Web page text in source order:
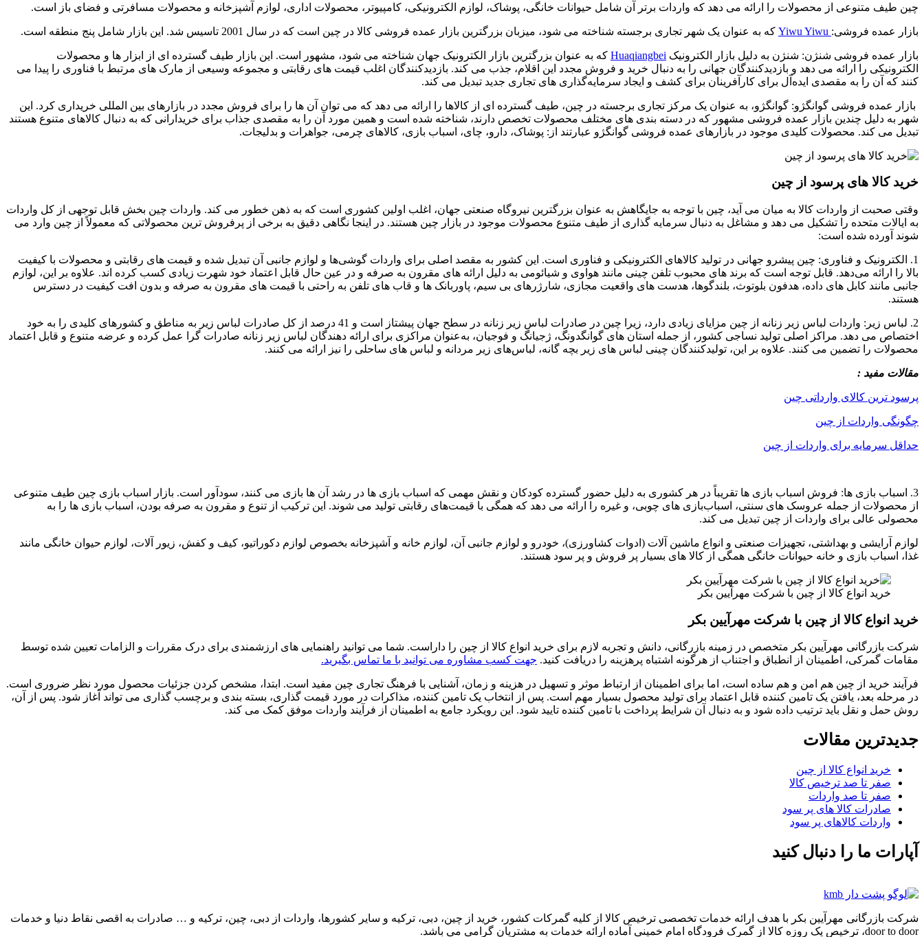
‏چین طیف متنوعی از محصولات را ارائه می دهد که واردات برتر آن شامل حیوانات خانگی، پوشاک، لوازم الکترونیکی، کامپیوتر، محصولات اداری، لوازم آشپزخانه و محصولات مسافرتی و فضای باز است.
‏بازار عمده فروشی: که به عنوان یک شهر تجاری برجسته شناخته می شود، میزبان بزرگترین بازار عمده فروشی کالا در چین است که در سال 2001 تاسیس شد. این بازار شامل پنج منطقه است.
بازار عمده فروشی شنژن: شنژن به دلیل بازار الکترونیک Huaqiangbei که به عنوان بزرگترین بازار الکترونیک جهان شناخته می شود، مشهور است. این بازار طیف گسترده ای از ابزار ها و محصولات
الکترونیکی را ارائه می دهد و بازدیدکنندگان جهانی را به دنبال خرید و فروش مجدد این اقلام، جذب می کند. بازدیدکنندگان اغلب قیمت ‌های رقابتی و مجموعه وسیعی از مارک ‌های مرتبط با فناوری را پیدا می
‌کنند که آن را به مقصدی ایده‌آل برای کارآفرینان برای کشف و ایجاد سرمایه‌گذاری ‌های تجاری جدید تبدیل می ‌کند.
‏ بازار عمده فروشی گوانگژو: گوانگژو، به عنوان یک مرکز تجاری برجسته در چین، طیف گسترده ای از کالاها را ارائه می دهد که می توان آن ها را برای فروش مجدد در بازارهای بین المللی خریداری کرد. این
شهر به دلیل چندین بازار عمده فروشی مشهور که در دسته بندی های مختلف محصولات تخصص دارند، شناخته شده است و همین مورد آن را به مقصدی جذاب برای خریدارانی که به دنبال کالاهای متنوع هستند
تبدیل می کند. محصولات کلیدی موجود در بازارهای عمده فروشی گوانگژو عبارتند از: پوشاک، دارو، چای، اسباب بازی، کالاهای چرمی، جواهرات و بدلیجات.
خرید کالا های پرسود از چین
وقتی صحبت از واردات کالا به میان می آید، چین با توجه به جایگاهش به عنوان بزرگترین نیروگاه صنعتی جهان، اغلب اولین کشوری است که به ذهن خطور می کند. واردات چین بخش قابل توجهی از کل واردات
به ایالات متحده را تشکیل می دهد و مشاغل به دنبال سرمایه گذاری از طیف متنوع محصولات موجود در بازار چین هستند. در اینجا نگاهی دقیق به برخی از پرفروش ترین محصولاتی که معمولاً از چین وارد می
شوند آورده شده است:
‏1. الکترونیک و فناوری: چین پیشرو جهانی در تولید کالاهای الکترونیکی و فناوری است. این کشور به مقصد اصلی برای واردات گوشی‌ها و لوازم جانبی آن تبدیل شده و قیمت ‌های رقابتی و محصولات با کیفیت
بالا را ارائه می‌دهد. قابل توجه است که برند های محبوب تلفن چینی مانند هواوی و شیائومی به دلیل ارائه ‌های مقرون به صرفه و در عین حال قابل اعتماد خود شهرت زیادی کسب کرده‌ اند. علاوه بر این، لوازم
جانبی مانند کابل های داده، هدفون بلوتوث، بلندگوها، هدست های واقعیت مجازی، شارژرهای بی سیم، پاوربانک ها و قاب های تلفن به راحتی با قیمت های مقرون به صرفه و بدون افت کیفیت در دسترس
هستند.
‏2. لباس زیر: واردات لباس زیر زنانه از چین مزایای زیادی دارد، زیرا چین در صادرات لباس زیر زنانه در سطح جهان پیشتاز است و 41 درصد از کل صادرات لباس زیر به مناطق و کشورهای کلیدی را به خود
اختصاص می دهد. مراکز اصلی تولید نساجی کشور، از جمله استان‌ های گوانگدونگ، ژجیانگ و فوجیان، به‌عنوان مراکزی برای ارائه‌ دهندگان لباس زیر زنانه صادرات‌ گرا عمل کرده و عرضه متنوع و قابل اعتماد
محصولات را تضمین می‌ کنند. علاوه بر این، تولیدکنندگان چینی لباس‌ های زیر بچه‌ گانه، لباس‌های زیر مردانه و لباس ‌های ساحلی را نیز ارائه می ‌کنند.
مقالات مفید :
پرسود ترین کالای وارداتی چین
چگونگی واردات از چین
حداقل سرمایه برای واردات از چین
‏3. اسباب بازی ها: فروش اسباب ‌بازی ‌ها تقریباً در هر کشوری به دلیل حضور گسترده کودکان و نقش مهمی که اسباب ‌بازی‌ ها در رشد آن ها بازی می ‌کنند، سودآور است. بازار اسباب ‌بازی چین طیف متنوعی
از محصولات از جمله عروسک ‌های سنتی، اسباب‌بازی ‌های چوبی، و غیره را ارائه می دهد که همگی با قیمت‌های رقابتی تولید می‌ شوند. این ترکیب از تنوع و مقرون به صرفه بودن، اسباب بازی ها را به
محصولی عالی برای واردات از چین تبدیل می کند.
لوازم آرایشی و بهداشتی، تجهیزات صنعتی و انواع ماشین آلات (ادوات کشاورزی)، خودرو و لوازم جانبی آن، لوازم خانه و آشپزخانه بخصوص لوازم دکوراتیو، کیف و کفش، زیور آلات، لوازم حیوان خانگی مانند
غذا، اسباب بازی و خانه حیوانات خانگی همگی از کالا های بسیار پر فروش و پر سود هستند.
خرید انواع کالا از چین با شرکت مهرآیین بکر
خرید انواع کالا از چین با شرکت مهرآیین بکر
شرکت بازرگانی مهرآیین بکر متخصص در زمینه بازرگانی، دانش و تجربه لازم برای خرید انواع کالا از چین را داراست. شما می توانید راهنمایی های ارزشمندی برای درک مقررات و الزامات تعیین شده توسط
مقامات گمرکی، اطمینان از انطباق و اجتناب از هرگونه اشتباه پرهزینه را دریافت کنید. جهت کسب مشاوره می توانید با ما تماس بگیرید.
‏فرآیند خرید از چین هم امن و هم ساده است، اما برای اطمینان از ارتباط موثر و تسهیل در هزینه و زمان، آشنایی با فرهنگ تجاری چین مفید است. ابتدا، مشخص کردن جزئیات محصول مورد نظر ضروری است.
در مرحله بعد، یافتن یک تامین کننده قابل اعتماد برای تولید محصول بسیار مهم است. پس از انتخاب یک تامین کننده، مذاکرات در مورد قیمت گذاری، بسته بندی و برچسب گذاری می تواند آغاز شود. پس از آن،
روش حمل و نقل باید ترتیب داده شود و به دنبال آن شرایط پرداخت با تامین کننده تایید شود. این رویکرد جامع به اطمینان از فرآیند واردات موفق کمک می کند.
جدیدترین مقالات
خرید انواع کالا از چین
صفر تا صد ترخیص کالا
صفر تا صد واردات
صادرات کالا های پر سود
واردات کالاهای پر سود
آپارات ما را دنبال کنید
شرکت بازرگانی مهرآیین بکر با هدف ارائه خدمات تخصصی ترخیص کالا از کلیه گمرکات کشور، خرید از چین، دبی، ترکیه و سایر کشورها، واردات از دبی، چین، ترکیه و … صادرات به اقصی نقاط دنیا و خدمات
‌door to door، ترخیص یک روزه کالا از گمرک فرودگاه امام خمینی آماده ارائه خدمات به مشتریان گرامی می باشد.